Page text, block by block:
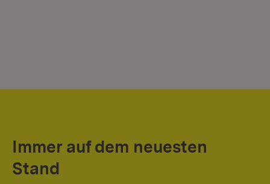
Immer auf dem neuesten
Stand